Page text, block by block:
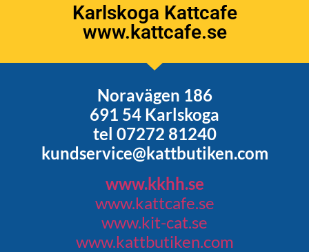
Karlskoga Kattcafe
www.kattcafe.se
Noravägen 186
691 54 Karlskoga
tel 07272 81240
kundservice@kattbutiken.com
www.kkhh.se
www.kattcafe.se
www.kit-cat.se
www.kattbutiken.com